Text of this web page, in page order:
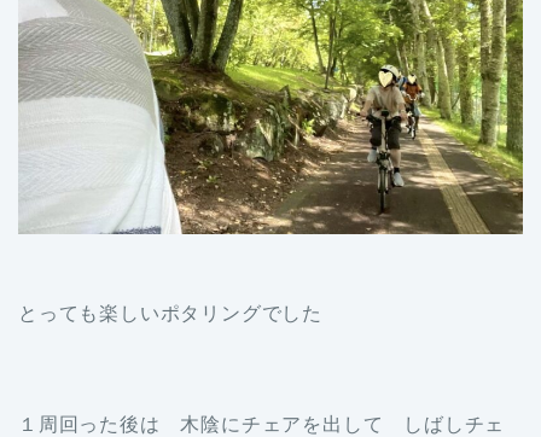
とっても楽しいポタリングでした
１周回った後は 木陰にチェアを出して しばしチェ